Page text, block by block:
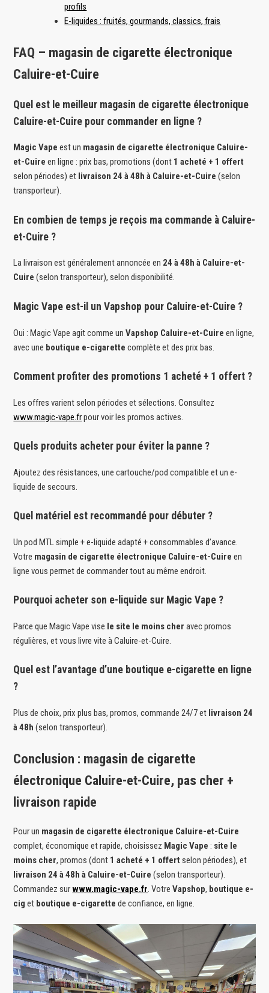
profils
E-liquides : fruités, gourmands, classics, frais
FAQ – magasin de cigarette électronique
Caluire-et-Cuire
Quel est le meilleur magasin de cigarette électronique
Caluire-et-Cuire pour commander en ligne ?
Magic Vape est un magasin de cigarette électronique Caluire-
et-Cuire en ligne : prix bas, promotions (dont 1 acheté + 1 offert
selon périodes) et livraison 24 à 48h à Caluire-et-Cuire (selon
transporteur).
En combien de temps je reçois ma commande à Caluire-
et-Cuire ?
La livraison est généralement annoncée en 24 à 48h à Caluire-et-
Cuire (selon transporteur), selon disponibilité.
Magic Vape est-il un Vapshop pour Caluire-et-Cuire ?
Oui : Magic Vape agit comme unVapshop Caluire-et-Cuire en ligne,
avec une boutique e-cigarette complète et des prix bas.
Comment profiter des promotions 1 acheté + 1 offert ?
Les offres varient selon périodes et sélections. Consultez
www.magic-vape.frpour voir les promos actives.
Quels produits acheter pour éviter la panne ?
Ajoutez des résistances, une cartouche/pod compatible et un e-
liquide de secours.
Quel matériel est recommandé pour débuter ?
Un pod MTL simple + e-liquide adapté + consommables d’avance.
Votre magasin de cigarette électronique Caluire-et-Cuire en
ligne vous permet de commander tout au même endroit.
Pourquoi acheter son e-liquide sur Magic Vape ?
Parce que Magic Vape vise le site le moins cher avec promos
régulières, et vous livre vite à Caluire-et-Cuire.
Quel est l’avantage d’une boutique e-cigarette en ligne
?
Plus de choix, prix plus bas, promos, commande 24/7 et livraison 24
à 48h (selon transporteur).
Conclusion : magasin de cigarette
électronique Caluire-et-Cuire, pas cher +
livraison rapide
Pour un magasin de cigarette électronique Caluire-et-Cuire
complet, économique et rapide, choisissez Magic Vape : site le
moins cher, promos (dont 1 acheté + 1 offert selon périodes), et
livraison 24 à 48h à Caluire-et-Cuire (selon transporteur).
Commandez surwww.magic-vape.fr. VotreVapshop, boutique e-
cig et boutique e-cigarette de confiance, en ligne.